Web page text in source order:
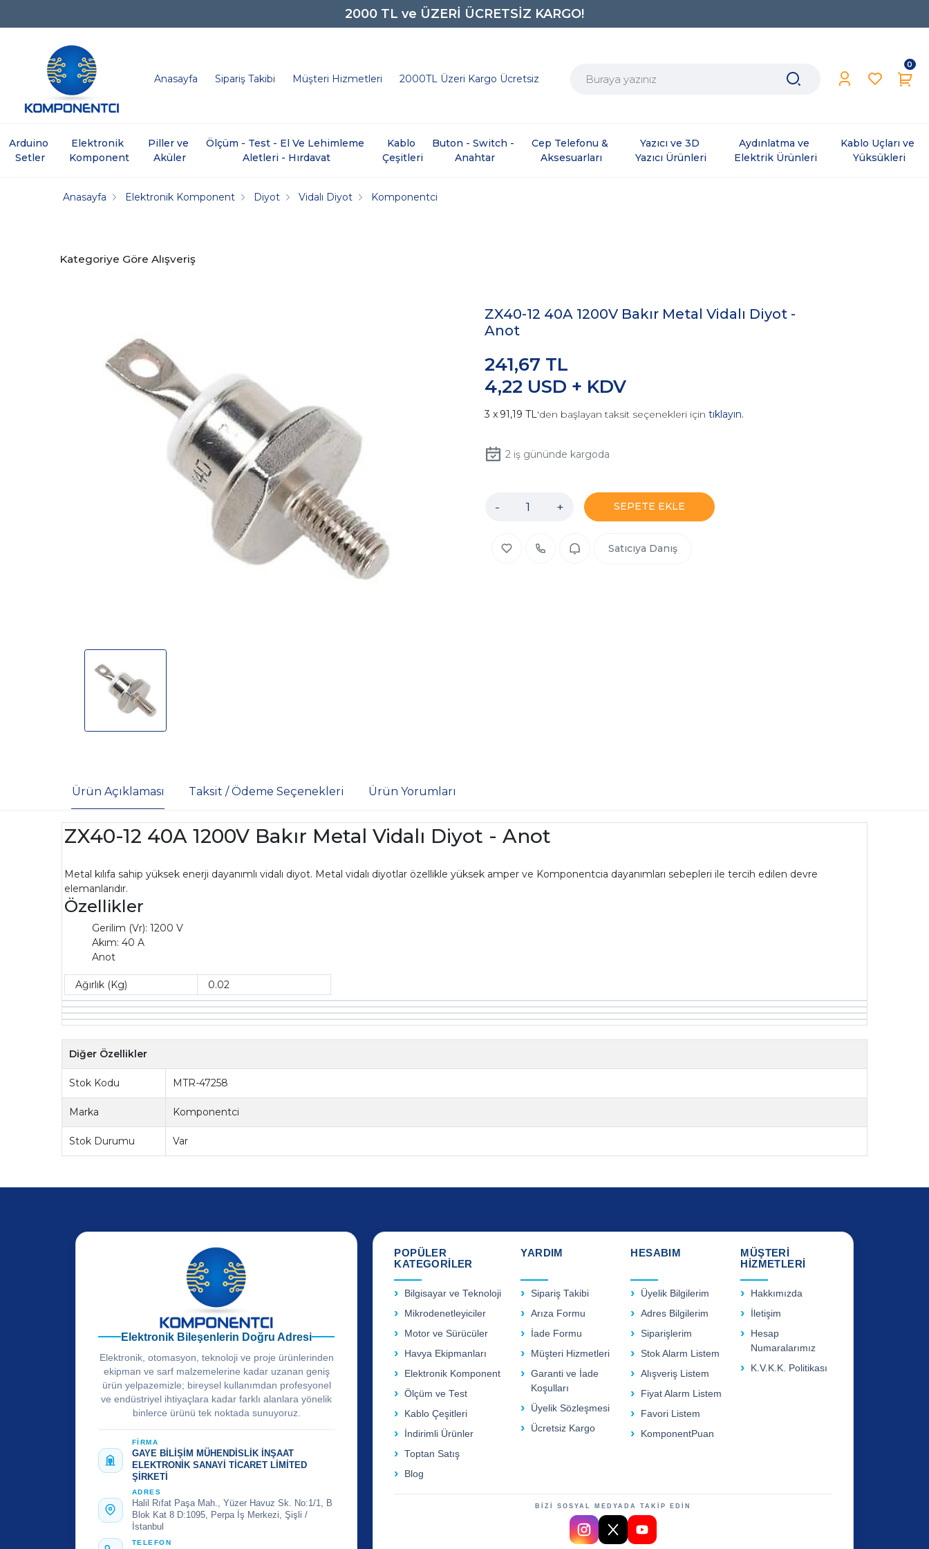
2000 TL ve ÜZERİ ÜCRETSİZ KARGO!
0850 242 0734
Anasayfa Sipariş Takibi Müşteri Hizmetleri 2000TL Üzeri Kargo Ücretsiz
0
Arduino
Setler
Elektronik
Komponent
Piller ve
Aküler
Ölçüm - Test - El Ve Lehimleme
Aletleri - Hırdavat
Kablo
Çeşitleri
Buton - Switch -
Anahtar
Cep Telefonu &
Aksesuarları
Yazıcı ve 3D
Yazıcı Ürünleri
Aydınlatma ve
Elektrik Ürünleri
Kablo Uçları ve
Yüksükleri
Anasayfa Elektronik Komponent Diyot Vidalı Diyot Komponentci
Kategoriye Göre Alışveriş
ZX40-12 40A 1200V Bakır Metal Vidalı Diyot -
Anot
4,22 USD + KDV
241,67 TL
91,19 TL'den başlayan taksit seçenekleri için tıklayın.
2iş gününde kargoda
- + SEPETE EKLE
Satıcıya Danış
Ürün Açıklaması Taksit / Ödeme Seçenekleri Ürün Yorumları
ZX40-12 40A 1200V Bakır Metal Vidalı Diyot - Anot
Metal kılıfa sahip yüksek enerji dayanımlı vidalı diyot. Metal vidalı diyotlar özellikle yüksek amper ve Komponentcia dayanımları sebepleri ile tercih edilen devre
elemanlarıdır.
Özellikler
Gerilim (Vr): 1200 V
Akım: 40 A
Anot
Ağırlık (Kg) 0.02
Diğer Özellikler
Stok Kodu MTR-47258
Marka Komponentci
Stok Durumu Var
Elektronik Bileşenlerin Doğru Adresi
Elektronik, otomasyon, teknoloji ve proje ürünlerinden
ekipman ve sarf malzemelerine kadar uzanan geniş
ürün yelpazemizle; bireysel kullanımdan profesyonel
ve endüstriyel ihtiyaçlara kadar farklı alanlara yönelik
binlerce ürünü tek noktada sunuyoruz.
FİRMA
GAYE BİLİŞİM MÜHENDİSLİK İNŞAAT
ELEKTRONİK SANAYİ TİCARET LİMİTED
ŞİRKETİ
ADRES
Halil Rıfat Paşa Mah., Yüzer Havuz Sk. No:1/1, B
Blok Kat 8 D:1095, Perpa İş Merkezi, Şişli /
İstanbul
TELEFON
POPÜLER
KATEGORİLER
Bilgisayar ve Teknoloji
Mikrodenetleyiciler
Motor ve Sürücüler
Havya Ekipmanları
Elektronik Komponent
Ölçüm ve Test
Kablo Çeşitleri
İndirimli Ürünler
Toptan Satış
Blog
YARDIM
Sipariş Takibi
Arıza Formu
İade Formu
Müşteri Hizmetleri
Garanti ve İade
Koşulları
Üyelik Sözleşmesi
Ücretsiz Kargo
HESABIM
Üyelik Bilgilerim
Adres Bilgilerim
Siparişlerim
Stok Alarm Listem
Alışveriş Listem
Fiyat Alarm Listem
Favori Listem
KomponentPuan
MÜŞTERİ
HİZMETLERİ
Hakkımızda
İletişim
Hesap
Numaralarımız
K.V.K.K. Politikası
BİZİ SOSYAL MEDYADA TAKİP EDİN